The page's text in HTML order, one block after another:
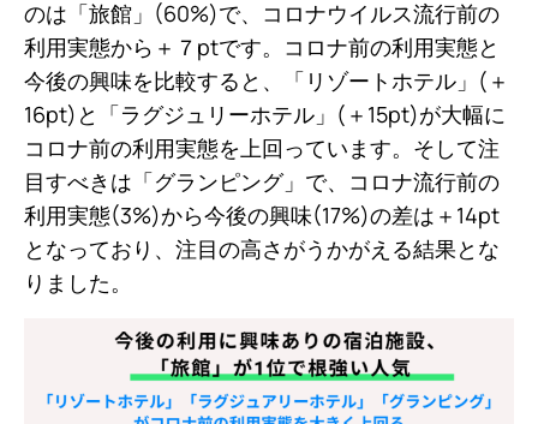
のは「旅館」(60%)で、コロナウイルス流行前の
利用実態から＋７ptです。コロナ前の利用実態と
今後の興味を比較すると、「リゾートホテル」(＋
16pt)と「ラグジュリーホテル」(＋15pt)が大幅に
コロナ前の利用実態を上回っています。そして注
目すべきは「グランピング」で、コロナ流行前の
利用実態(3%)から今後の興味(17%)の差は＋14pt
となっており、注目の高さがうかがえる結果とな
りました。